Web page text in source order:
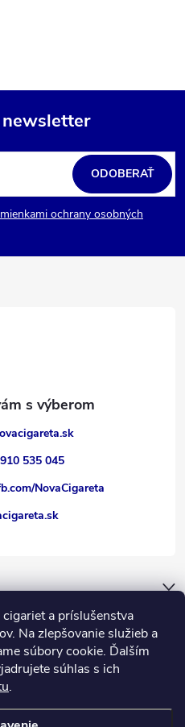
a príslušenstva
Na zlepšovanie služieb a
súbory cookie. Ďalším
súhlas s ich
.
ochrany osobných
ODOBERAŤ
/€0
535 045
NovaCigareta